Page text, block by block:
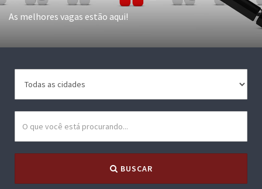
As melhores vagas estão aqui!
BUSCAR